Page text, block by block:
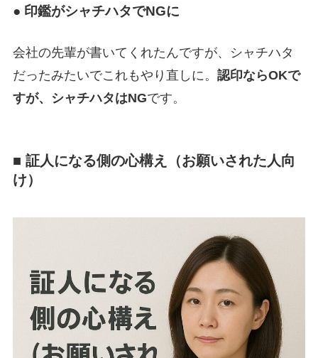
● 印鑑がシャチハタでNGに
会社の先輩が書いてくれたんですが、シャチハタ
だったみたいでこれもやり直しに。 認印ならOKで
すが、シャチハタはNGです。
■ 証人になる側の心構え（お願いされた人向
け）